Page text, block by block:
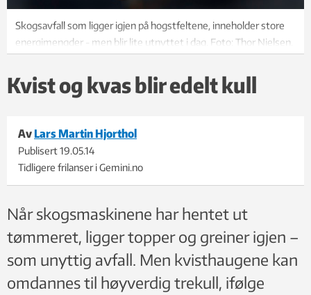
Skogsavfall som ligger igjen på hogstfeltene, inneholder store
energimengder - men blir lite utnyttet i dag. Foto: Thor Nielsen.
Kvist og kvas blir edelt kull
Av Lars Martin Hjorthol
Publisert19.05.14
Tidligere frilanser i Gemini.no
Når skogsmaskinene har hentet ut
tømmeret, ligger topper og greiner igjen –
som unyttig avfall. Men kvisthaugene kan
omdannes til høyverdig trekull, ifølge